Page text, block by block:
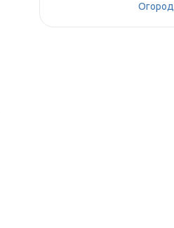
Огород